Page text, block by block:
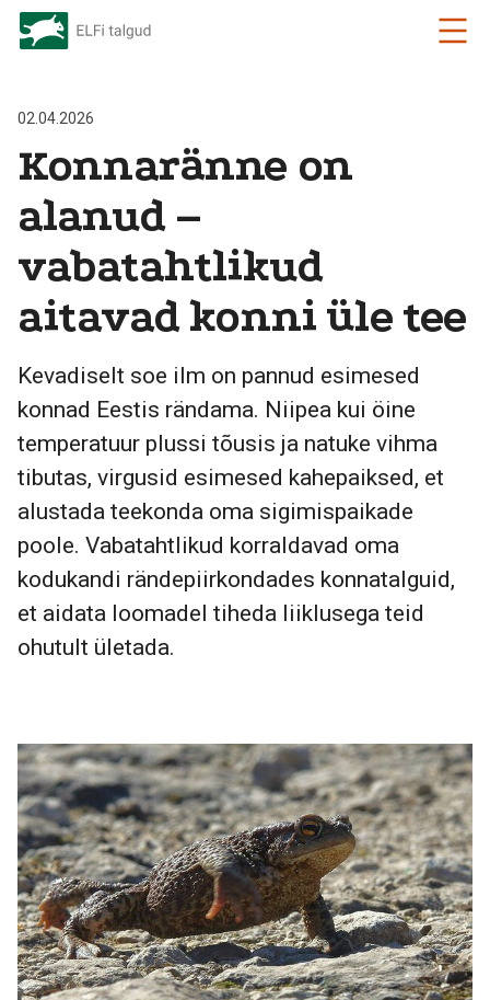
02.04.2026
Konnaränne on
alanud –
vabatahtlikud
aitavad konni üle tee
Kevadiselt soe ilm on pannud esimesed
konnad Eestis rändama. Niipea kui öine
temperatuur plussi tõusis ja natuke vihma
tibutas, virgusid esimesed kahepaiksed, et
alustada teekonda oma sigimispaikade
poole. Vabatahtlikud korraldavad oma
kodukandi rändepiirkondades konnatalguid,
et aidata loomadel tiheda liiklusega teid
ohutult ületada.